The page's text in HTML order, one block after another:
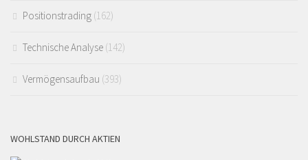
Positionstrading (162)
Technische Analyse (142)
Vermögensaufbau (393)
WOHLSTAND DURCH AKTIEN